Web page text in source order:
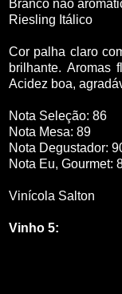
Branco não
Riesling Itálico
Cor palha claro
brilhante. Aromas
Acidez boa,
Nota Seleção: 86
Nota Mesa: 89
Nota Degustador:
Nota Eu, Gourmet:
Vinícola Salton
Vinho 5: